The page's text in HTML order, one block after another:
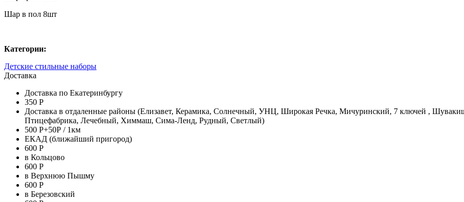
Шар в пол 8шт
Категории:
Детские стильные наборы
Доставка
Доставка по Екатеринбургу
350 Р
Доставка в отдаленные районы (Елизавет, Керамика, Солнечный, УНЦ, Широкая Речка, Мичуринский, 7 ключей ,
Птицефабрика, Лечебный, Химмаш, Сима-Ленд, Рудный, Светлый)
500 Р+50Р / 1км
ЕКАД (ближайший пригород)
600 Р
в Кольцово
600 Р
в Верхнюю Пышму
600 Р
в Березовский